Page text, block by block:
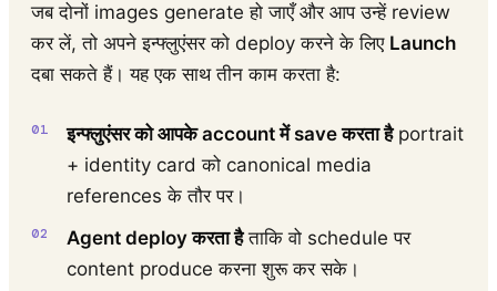
जब दोनों images generate हो जाएँ और आप उन्हें review
कर लें, तो अपने इन्फ्लुएंसर को deploy करने के लिए Launch
दबा सकते हैं। यह एक साथ तीन काम करता है:
इन्फ्लुएंसर को आपके account में save करता हैportrait
+ identity card को canonical media
references के तौर पर।
Agent deploy करता हैताकि वो schedule पर
content produce करना शुरू कर सके।